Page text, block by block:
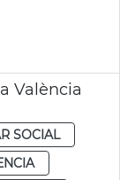
València
SOCIAL